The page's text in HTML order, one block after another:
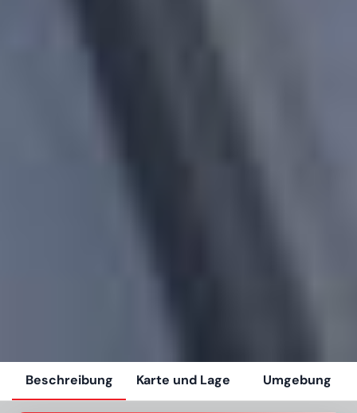
Beschreibung Karte und Lage Umgebung